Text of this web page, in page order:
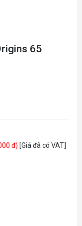
65
đ) [Giá đã có VAT]